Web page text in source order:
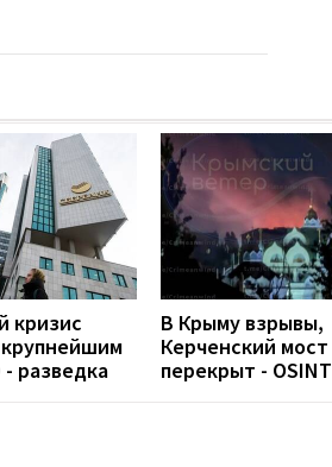
кризис
разведка
В Крыму взрывы,
Керченский мост
перекрыт - OSINT